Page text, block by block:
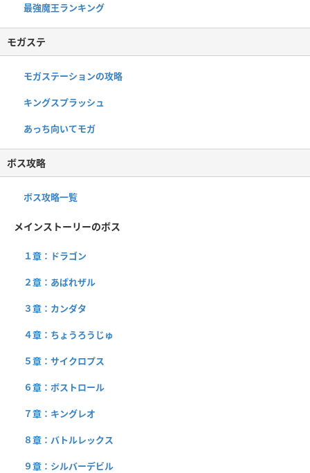
最強魔王ランキング
モガステ
モガステーションの攻略
キングスプラッシュ
あっち向いてモガ
ボス攻略
ボス攻略一覧
メインストーリーのボス
１章：ドラゴン
２章：あばれザル
３章：カンダタ
４章：ちょうろうじゅ
５章：サイクロプス
６章：ボストロール
７章：キングレオ
８章：バトルレックス
９章：シルバーデビル